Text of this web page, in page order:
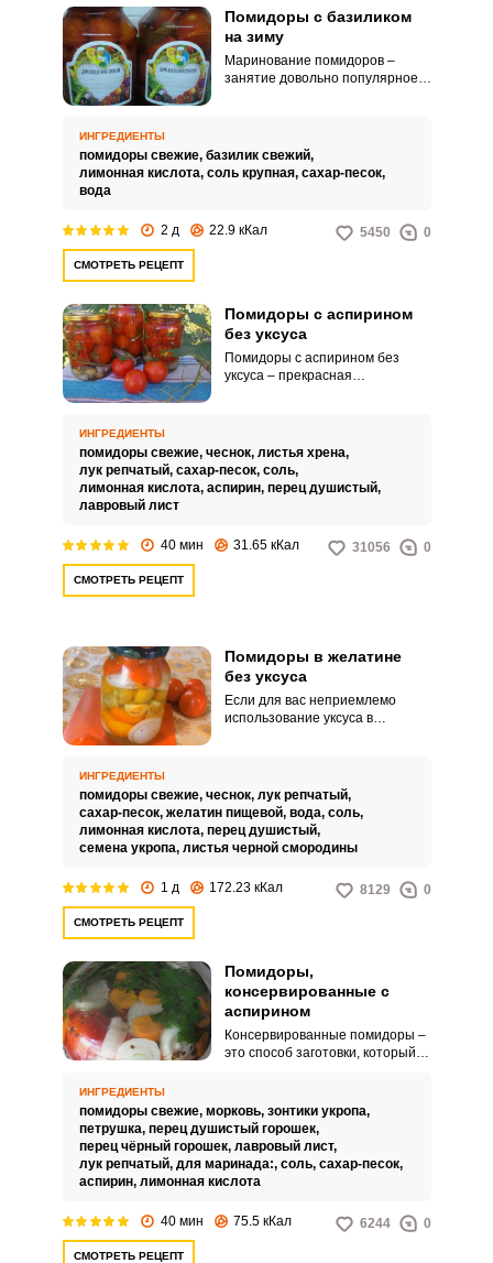
Помидоры с базиликом
на зиму
Маринование помидоров –
занятие довольно популярное и
затрат и сложностей.
ИНГРЕДИЕНТЫ
помидоры свежие, базилик свежий,
лимонная кислота, соль крупная, сахар-песок,
вода
2 д 22.9 кКал 5450 0
СМОТРЕТЬ РЕЦЕПТ
Помидоры с аспирином
без уксуса
Помидоры с аспирином без
уксуса – прекрасная
пищеварением. По вкусу такие
помидоры ничем не уступают
плодам, замаринованным с
использованием уксуса.
ИНГРЕДИЕНТЫ
помидоры свежие, чеснок, листья хрена,
лук репчатый, сахар-песок, соль,
лимонная кислота, аспирин, перец душистый,
лавровый лист
40 мин 31.65 кКал 31056 0
СМОТРЕТЬ РЕЦЕПТ
Помидоры в желатине
без уксуса
Если для вас неприемлемо
использование уксуса в
лимонной кислоты в качестве
консерванта. Заготовки хорошо
сохранятся и при этом не будут
излишне кислыми.
ИНГРЕДИЕНТЫ
помидоры свежие, чеснок, лук репчатый,
сахар-песок, желатин пищевой, вода, соль,
лимонная кислота, перец душистый,
семена укропа, листья черной смородины
1 д 172.23 кКал 8129 0
СМОТРЕТЬ РЕЦЕПТ
Помидоры,
консервированные с
аспирином
Консервированные помидоры –
это способ заготовки, который
Использование аспирина в
закатке позволяет ей надежно
храниться свою зиму, так как
аспирин уничтожает все
микробы и создает
длительного хранения.
ИНГРЕДИЕНТЫ
помидоры свежие, морковь, зонтики укропа,
петрушка, перец душистый горошек,
перец чёрный горошек, лавровый лист,
лук репчатый, для маринада:, соль, сахар-песок,
аспирин, лимонная кислота
40 мин 75.5 кКал 6244 0
СМОТРЕТЬ РЕЦЕПТ
Запомнить меня
ВХОД
Забыли пароль?